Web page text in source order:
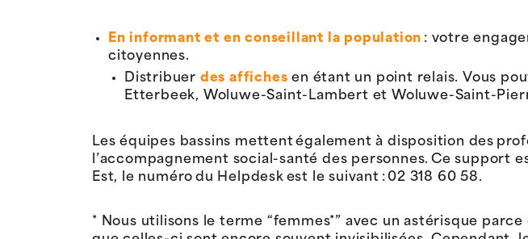
En informant et en conseillant la population : votre
citoyennes.
Distribuer des affiches en étant un point relais. Vous
Etterbeek, Woluwe-Saint-Lambert et Woluwe-Saint-
Les équipes bassins mettent également à disposition des
l’accompagnement social-santé des personnes. Ce support
Est, le numéro du Helpdesk est le suivant : 02 318 60 58.
* Nous utilisons le terme “femmes*” avec un astérisque